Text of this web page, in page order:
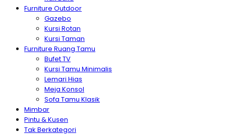
Furniture Outdoor
Gazebo
Kursi Rotan
Kursi Taman
Furniture Ruang Tamu
Bufet TV
Kursi Tamu Minimalis
Lemari Hias
Meja Konsol
Sofa Tamu Klasik
Mimbar
Pintu & Kusen
Tak Berkategori